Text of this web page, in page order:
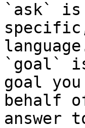
`ask` is
`goal`
goal
behalf
answer